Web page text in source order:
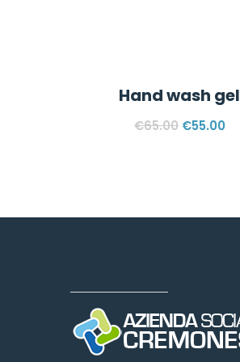
Hand wash gel
€65.00 €55.00